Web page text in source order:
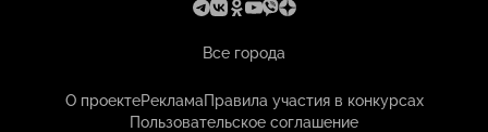
Все города
О проектеРекламаПравила участия в конкурсах
Пользовательское соглашение